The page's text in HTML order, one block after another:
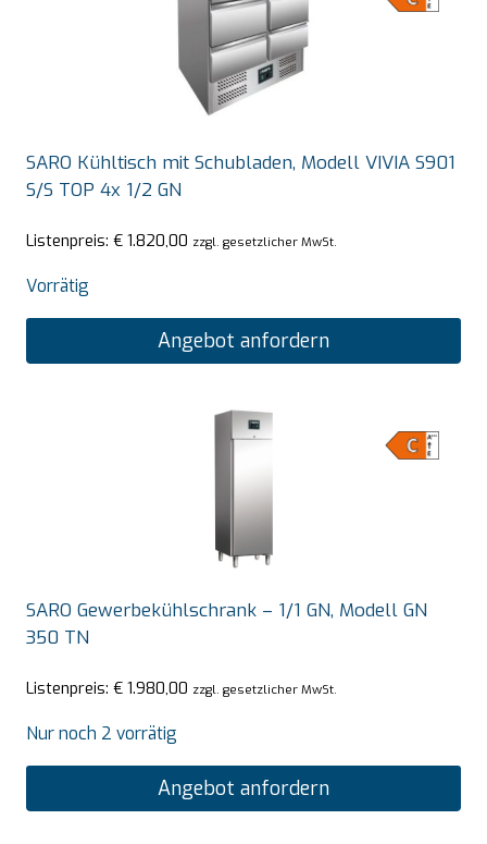
SARO Kühltisch mit Schubladen, Modell VIVIA S901
S/S TOP 4x 1/2 GN
Listenpreis: € 1.820,00 zzgl. gesetzlicher MwSt.
Vorrätig
Angebot anfordern
SARO Gewerbekühlschrank – 1/1 GN, Modell GN
350 TN
Listenpreis: € 1.980,00 zzgl. gesetzlicher MwSt.
Nur noch 2 vorrätig
Angebot anfordern